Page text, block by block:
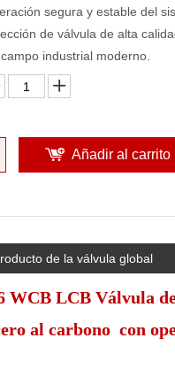
segura y estable del
de válvula de alta
industrial moderno.
Añadir al carrito
de la válvula global
WCB LCB Válvula
al carbono con